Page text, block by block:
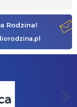
Rodzina!